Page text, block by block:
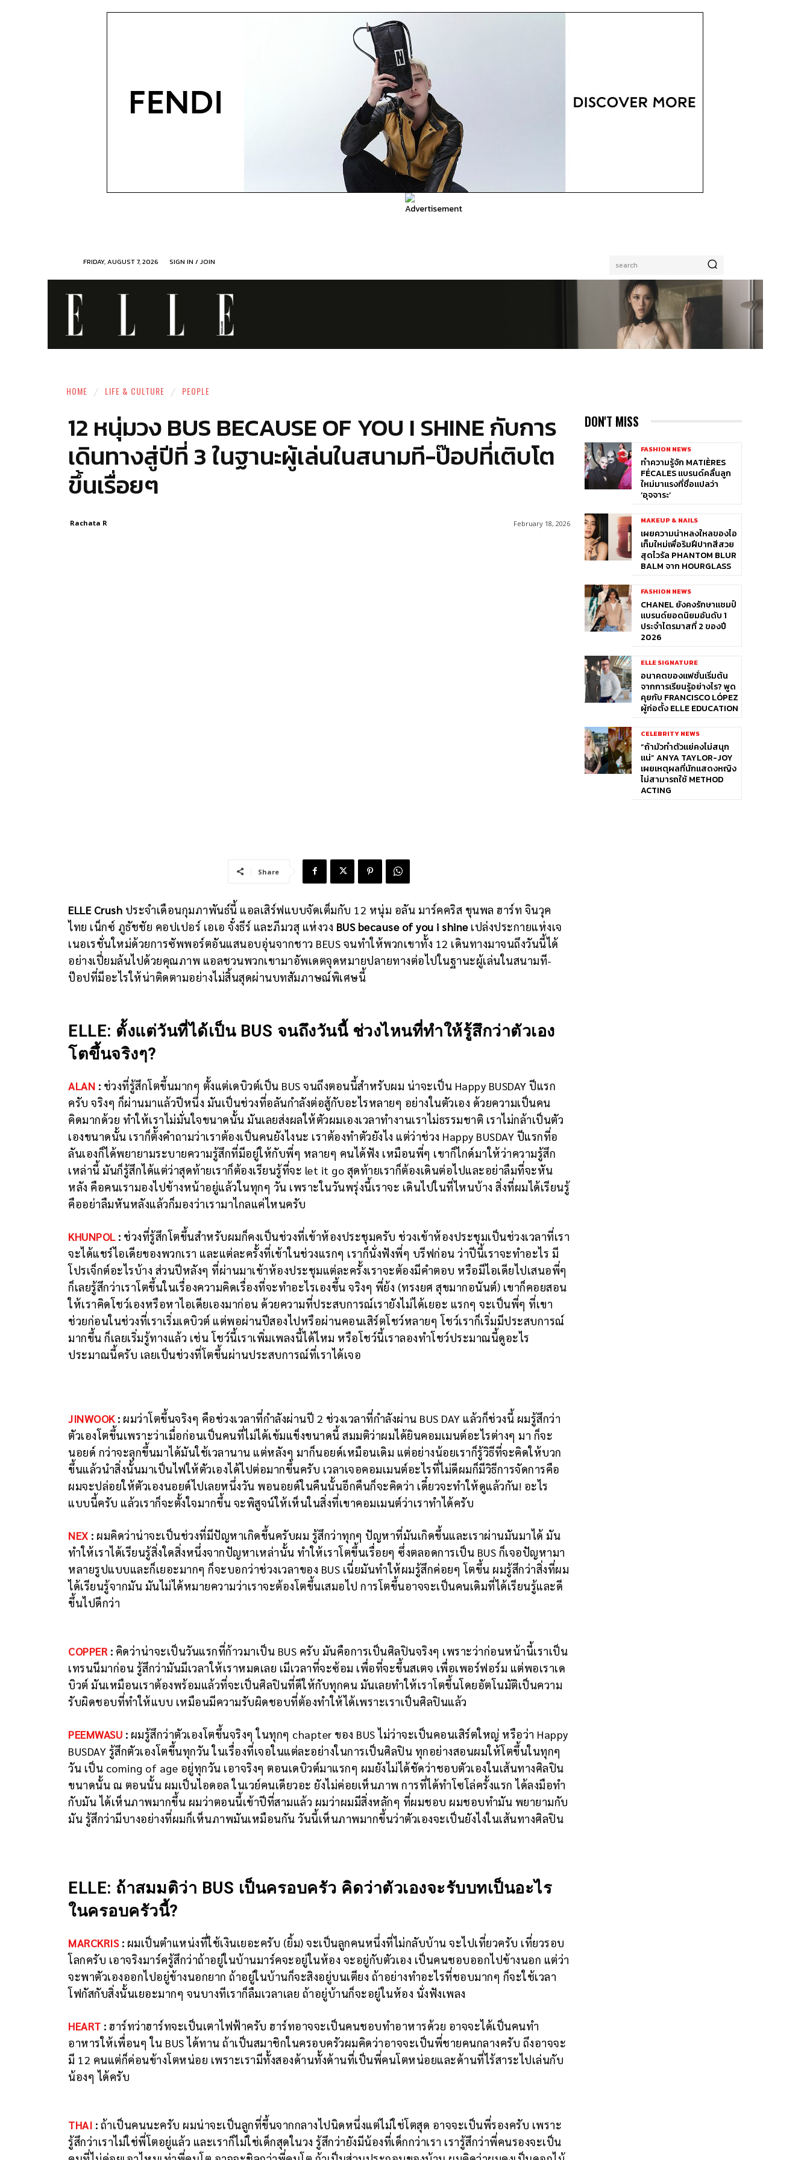
FRIDAY, AUGUST 7, 2026 search
SIGN IN / JOIN
HOME LIFE & CULTURE PEOPLE
12 หนุ่มวง BUS BECAUSE OF YOU I SHINE กับการ
เดินทางสู่ปีที่ 3 ในฐานะผู้เล่นในสนามที-ป๊อปที่เติบโต
ขึ้นเรื่อยๆ
February 18, 2026
Rachata R
Share
ELLE Crush ประจำเดือนกุมภาพันธ์นี้ แอลเสิร์ฟแบบจัดเต็มกับ 12 หนุ่ม อลัน มาร์คคริส ขุนพล ฮาร์ท จินวุค
ไทย เน็กซ์ ภูธัชชัย คอปเปอร์ เอเอ จั๋งธีร์ และภีมวสุ แห่งวง BUS because of you i shineเปล่งประกายแห่งเจ
เนอเรชั่นใหม่ด้วยการซัพพอร์ตอันแสนอบอุ่นจากชาว BEUS จนทำให้พวกเขาทั้ง 12 เดินทางมาจนถึงวันนี้ได้
อย่างเปี่ยมล้นไปด้วยคุณภาพ แอลชวนพวกเขามาอัพเดตจุดหมายปลายทางต่อไปในฐานะผู้เล่นในสนามที-
ป๊อปที่มีอะไรให้น่าติดตามอย่างไม่สิ้นสุดผ่านบทสัมภาษณ์พิเศษนี้
ELLE: ตั้งแต่วันที่ได้เป็น BUS จนถึงวันนี้ ช่วงไหนที่ทำให้รู้สึกว่าตัวเอง
โตขึ้นจริงๆ?
ALAN : ช่วงที่รู้สึกโตขึ้นมากๆ ตั้งแต่เดบิวต์เป็น BUS จนถึงตอนนี้สำหรับผม น่าจะเป็น Happy BUSDAY ปีแรก
ครับ จริงๆ ก็ผ่านมาแล้วปีหนึ่ง มันเป็นช่วงที่อลันกำลังต่อสู้กับอะไรหลายๆ อย่างในตัวเอง ด้วยความเป็นคน
คิดมากด้วย ทำให้เราไม่มั่นใจขนาดนั้น มันเลยส่งผลให้ตัวผมเองเวลาทำงานเราไม่ธรรมชาติ เราไม่กล้าเป็นตัว
เองขนาดนั้น เราก็ต้ังคำถามว่าเราต้องเป็นคนยังไงนะ เราต้องทำตัวยังไง แต่ว่าช่วง Happy BUSDAY ปีแรกที่อ
ลันเองก็ได้พยายามระบายความรู้สึกที่มีอยู่ให้กับพี่ๆ หลายๆ คนได้ฟัง เหมือนพี่ๆ เขาก็ไกด์มาให้ว่าความรู้สึก
เหล่านี้ มันก็รู้สึกได้แต่ว่าสุดท้ายเราก็ต้องเรียนรู้ที่จะ let it go สุดท้ายเราก็ต้องเดินต่อไปและอย่าลืมที่จะหัน
หลัง คือคนเรามองไปข้างหน้าอยู่แล้วในทุกๆ วัน เพราะในวันพรุ่งนี้เราจะ เดินไปในที่ไหนบ้าง สิ่งที่ผมได้เรียนรู้
คืออย่าลืมหันหลังแล้วก็มองว่าเรามาไกลแค่ไหนครับ
KHUNPOL : ช่วงที่รู้สึกโตขึ้นสำหรับผมก็คงเป็นช่วงที่เข้าห้องประชุมครับ ช่วงเข้าห้องประชุมเป็นช่วงเวลาที่เรา
จะได้แชร์ไอเดียของพวกเรา และแต่ละครั้งที่เข้าในช่วงแรกๆ เราก็นั่งฟังพี่ๆ บรีฟก่อน ว่าปีนี้เราจะทำอะไร มี
โปรเจ็กต์อะไรบ้าง ส่วนปีหลังๆ ที่ผ่านมาเข้าห้องประชุมแต่ละครั้งเราจะต้องมีคำตอบ หรือมีไอเดียไปเสนอพี่ๆ
ก็เลยรู้สึกว่าเราโตขึ้นในเรื่องความคิดเรื่องที่จะทำอะไรเองขึ้น จริงๆ พี่ย้ง (ทรงยศ สุขมากอนันต์) เขาก็คอยสอน
ให้เราคิดโชว์เองหรือหาไอเดียเองมาก่อน ด้วยความที่ประสบการณ์เรายังไม่ได้เยอะ แรกๆ จะเป็นพี่ๆ ที่เขา
ช่วยก่อนในช่วงที่เราเริ่มเดบิวต์ แต่พอผ่านปีสองไปหรือผ่านคอนเสิร์ตโชว์หลายๆ โชว์เราก็เริ่มมีประสบการณ์
มากขึ้น ก็เลยเริ่มรู้ทางแล้ว เช่น โชว์นี้เราเพิ่มเพลงนี้ได้ไหม หรือโชว์นี้เราลองทำโชว์ประมาณนี้ดูอะไร
ประมาณนี้ครับ เลยเป็นช่วงที่โตขึ้นผ่านประสบการณ์ที่เราได้เจอ
JINWOOK: ผมว่าโตขึ้นจริงๆ คือช่วงเวลาที่กำลังผ่านปี 2 ช่วงเวลาที่กำลังผ่าน BUS DAY แล้วก็ช่วงนี้ ผมรู้สึกว่า
ตัวเองโตขึ้นเพราะว่าเมื่อก่อนเป็นคนที่ไม่ได้เข้มแข็งขนาดนี้ สมมติว่าผมได้ยินคอมเมนต์อะไรต่างๆ มา ก็จะ
นอยด์ กว่าจะลุกขึ้นมาได้มันใช้เวลานาน แต่หลังๆ มาก็นอยด์เหมือนเดิม แต่อย่างน้อยเราก็รู้วิธีที่จะคิดให้บวก
ขึ้นแล้วนำสิ่งนั้นมาเป็นไฟให้ตัวเองได้ไปต่อมากขึ้นครับ เวลาเจอคอมเมนต์อะไรที่ไม่ดีผมก็มีวิธีการจัดการคือ
ผมจะปล่อยให้ตัวเองนอยด์ไปเลยหนึ่งวัน พอนอยด์ในคืนนั้นอีกคืนก็จะคิดว่า เดี๋ยวจะทำให้ดูแล้วกัน! อะไร
แบบนี้ครับ แล้วเราก็จะตั้งใจมากขึ้น จะพิสูจน์ให้เห็นในสิ่งที่เขาคอมเมนต์ว่าเราทำได้ครับ
NEX : ผมคิดว่าน่าจะเป็นช่วงที่มีปัญหาเกิดขึ้นครับผม รู้สึกว่าทุกๆ ปัญหาที่มันเกิดขึ้นและเราผ่านมันมาได้ มัน
ทำให้เราได้เรียนรู้สิ่งใดสิ่งหนึ่งจากปัญหาเหล่านั้น ทำให้เราโตขึ้นเรื่อยๆ ซึ่งตลอดการเป็น BUS ก็เจอปัญหามา
หลายรูปแบบและก็เยอะมากๆ ก็จะบอกว่าช่วงเวลาของ BUS เนี่ยมันทำให้ผมรู้สึกค่อยๆ โตขึ้น ผมรู้สึกว่าสิ่งที่ผม
ได้เรียนรู้จากมัน มันไม่ได้หมายความว่าเราจะต้องโตขึ้นเสมอไป การโตขึ้นอาจจะเป็นคนเดิมที่ได้เรียนรู้และดี
ขึ้นไปดีกว่า
COPPER : คิดว่าน่าจะเป็นวันแรกที่ก้าวมาเป็น BUS ครับ มันคือการเป็นศิลปินจริงๆ เพราะว่าก่อนหน้านี้เราเป็น
เทรนนีมาก่อน รู้สึกว่ามันมีเวลาให้เราหมดเลย เมีเวลาที่จะซ้อม เพื่อที่จะขึ้นสเตจ เพื่อเพอร์ฟอร์ม แต่พอเราเด
บิวต์ มันเหมือนเราต้องพร้อมแล้วที่จะเป็นศิลปินที่ดีให้กับทุกคน มันเลยทำให้เราโตขึ้นโดยอัตโนมัติเป็นความ
รับผิดชอบที่ทำให้แบบ เหมือนมีความรับผิดชอบที่ต้องทำให้ได้เพราะเราเป็นศิลปินแล้ว
PEEMWASU : ผมรู้สึกว่าตัวเองโตขึ้นจริงๆ ในทุกๆ chapter ของ BUS ไม่ว่าจะเป็นคอนเสิร์ตใหญ่ หรือว่า Happy
BUSDAY รู้สึกตัวเองโตขึ้นทุกวัน ในเรื่องที่เจอในแต่ละอย่างในการเป็นศิลปิน ทุกอย่างสอนผมให้โตขึ้นในทุกๆ
วัน เป็น coming of age อยู่ทุกวัน เอาจริงๆ ตอนเดบิวต์มาแรกๆ ผมยังไม่ได้ชัดว่าชอบตัวเองในเส้นทางศิลปิน
ขนาดนั้น ณ ตอนนั้น ผมเป็นไอดอล ในเวย์คนเดียวอะ ยังไม่ค่อยเห็นภาพ การที่ได้ทำโซโล่ครั้งแรก ได้ลงมือทำ
กับมัน ได้เห็นภาพมากขึ้น ผมว่าตอนนี้เข้าปีที่สามแล้ว ผมว่าผมมีสิ่งหลักๆ ที่ผมชอบ ผมชอบทำมัน พยายามกับ
มัน รู้สึกว่ามีบางอย่างที่ผมก็เห็นภาพมันเหมือนกัน วันนี้เห็นภาพมากขึ้นว่าตัวเองจะเป็นยังไงในเส้นทางศิลปิน
ELLE: ถ้าสมมติว่า BUS เป็นครอบครัว คิดว่าตัวเองจะรับบทเป็นอะไร
ในครอบครัวนี้?
MARCKRIS: ผมเป็นตำแหน่งที่ใช้เงินเยอะครับ (ยิ้ม) จะเป็นลูกคนหนึ่งที่ไม่กลับบ้าน จะไปเที่ยวครับ เที่ยวรอบ
โลกครับ เอาจริงมาร์ครู้สึกว่าถ้าอยู่ในบ้านมาร์คจะอยู่ในห้อง จะอยู่กับตัวเอง เป็นคนชอบออกไปข้างนอก แต่ว่า
จะพาตัวเองออกไปอยู่ข้างนอกยาก ถ้าอยู่ในบ้านก็จะสิงอยู่บนเตียง ถ้าอย่างทำอะไรที่ชอบมากๆ ก็จะใช้เวลา
โฟกัสกับสิ่งนั้นเยอะมากๆ จนบางทีเราก็ลืมเวลาเลย ถ้าอยู่บ้านก็จะอยู่ในห้อง นั่งฟังเพลง
HEART : ฮาร์ทว่าฮาร์ทจะเป็นเตาไฟฟ้าครับ ฮาร์ทอาจจะเป็นคนชอบทำอาหารด้วย อาจจะได้เป็นคนทำ
อาหารให้เพื่อนๆ ใน BUS ได้ทาน ถ้าเป็นสมาชิกในครอบครัวผมคิดว่าอาจจะเป็นพี่ชายคนกลางครับ ถึงอาจจะ
มี 12 คนแต่ก็ค่อนข้างโตหน่อย เพราะเรามีทั้งสองด้านทั้งด้านที่เป็นพี่คนโตหน่อยและด้านที่ไร้สาระไปเล่นกับ
น้องๆ ได้ครับ
THAI : ถ้าเป็นคนนะครับ ผมน่าจะเป็นลูกที่ขึ้นจากกลางไปนิดหนึ่งแต่ไม่ใช่โตสุด อาจจะเป็นพี่รองครับ เพราะ
รู้สึกว่าเราไม่ใช่พี่โตอยู่แล้ว และเราก็ไม่ใช่เด็กสุดในวง รู้สึกว่ายังมีน้องที่เด็กกว่าเรา เรารู้สึกว่าพี่คนรองจะเป็น
DON'T MISS
FASHION NEWS
ทำความรู้จัก MATIÈRES
FÉCALES แบรนด์คลื่นลูก
ใหม่มาแรงที่ชื่อแปลว่า
‘อุจจาระ’
MAKEUP & NAILS
เผยความน่าหลงใหลของไอ
เท็มใหม่เพื่อริมฝีปากสีสวย
สุดไวรัล PHANTOM BLUR
BALM จาก HOURGLASS
FASHION NEWS
CHANEL ยังคงรักษาแชมป์
แบรนด์ยอดนิยมอันดับ 1
ประจำไตรมาสที่ 2 ของปี
2026
ELLE SIGNATURE
อนาคตของแฟชั่นเริ่มต้น
จากการเรียนรู้อย่างไร? พูด
คุยกับ FRANCISCO LÓPEZ
ผู้ก่อตั้ง ELLE EDUCATION
CELEBRITY NEWS
“ถ้ามัวทำตัวแย่คงไม่สนุก
แน่” ANYA TAYLOR-JOY
เผยเหตุผลที่นักแสดงหญิง
ไม่สามารถใช้ METHOD
ACTING